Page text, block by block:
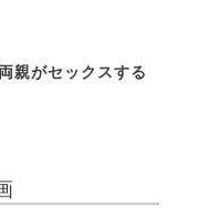
親がセックスする